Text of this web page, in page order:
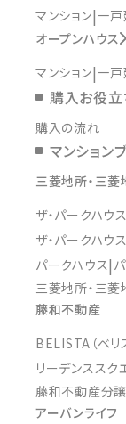
マンション 一戸
オープンハウス
マンション 一戸
購入お役立
購入の流れ
マンション
三菱地所・三菱
ザ・パークハウス
ザ・パークハウ
パークハウス
三菱地所・三菱
藤和不動産
BELISTA（ベリ
リーデンススク
藤和不動産分譲
アーバンライフ